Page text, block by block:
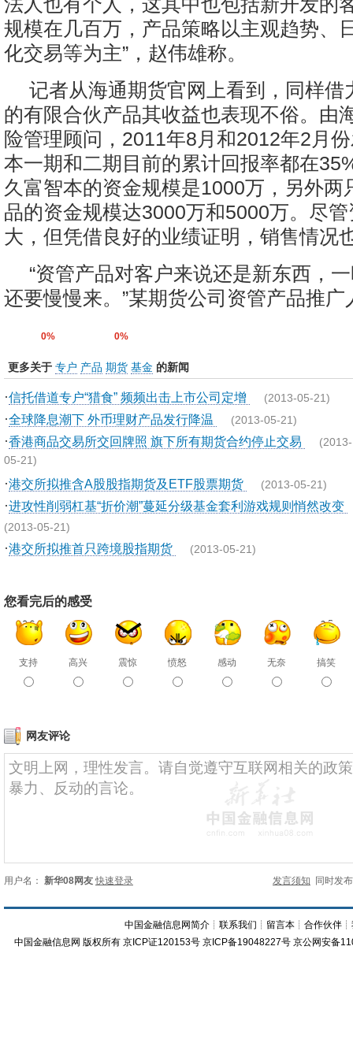
规模在几百万，产品策略以主观趋势、
化交易等为主”，赵伟雄称。
记者从海通期货官网上看到，同样借
的有限合伙产品其收益也表现不俗。由
险管理顾问，2011年8月和2012年2月
本一期和二期目前的累计回报率都在
久富智本的资金规模是1000万，另外两
品的资金规模达3000万和5000万。尽
大，但凭借良好的业绩证明，销售情况
“资管产品对客户来说还是新东西，
还要慢慢来。”某期货公司资管产品推广
0% 0%
更多关于 专户 产品 期货 基金 的新闻
·信托借道专户“猎食” 频频出击上市公司定增 (2013-05-21)
·全球降息潮下 外币理财产品发行降温 (2013-05-21)
·香港商品交易所交回牌照 旗下所有期货合约停止交易 (2013-
05-21)
·港交所拟推含A股股指期货及ETF股票期货 (2013-05-21)
·进攻性削弱杠基“折价潮”蔓延分级基金套利游戏规则悄然改变
(2013-05-21)
·港交所拟推首只跨境股指期货 (2013-05-21)
您看完后的感受
支持 高兴 震惊 愤怒 感动 无奈 搞笑
网友评论
用户名： 新华08网友 快速登录 发言须知 同时发
中国金融信息网简介 ┊联系我们 ┊ 留言本 ┊合作伙伴 ┊
中国金融信息网 版权所有 京ICP证120153号 京ICP备19048227号 京公网安备